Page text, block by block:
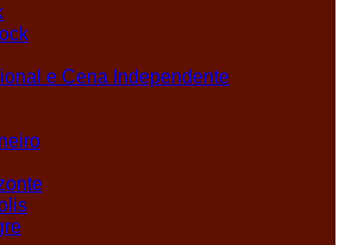
e Cena Independente